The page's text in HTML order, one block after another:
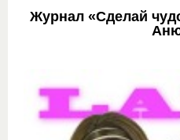
Журнал «Сделай